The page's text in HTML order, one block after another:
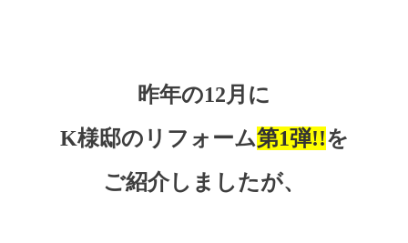
昨年の12月に
K様邸のリフォーム第1弾!!を
ご紹介しましたが、